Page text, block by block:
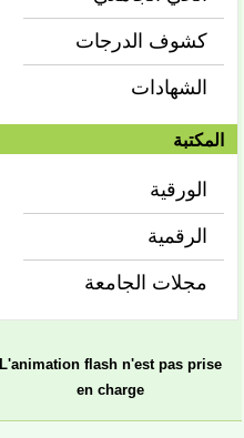
كشوف الدرجات
الشهادات
المكتبة
الورقية
الرقمية
مجلات الجامعة
L'animation flash n'est pas prise
en charge